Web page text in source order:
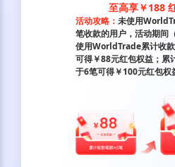
至高享￥188
活动攻略： 未使用
笔收款的用户，活动期间
使用WorldTrade累计收
可得￥88元红包权益；累
于6笔可得￥100元红包权